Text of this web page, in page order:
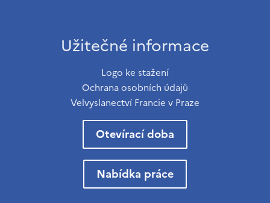
Užitečné informace
Logo ke stažení
Ochrana osobních údajů
Velvyslanectví Francie v Praze
Otevírací doba
Nabídka práce